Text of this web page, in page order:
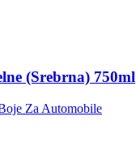
(Srebrna) 750ml
Za Automobile